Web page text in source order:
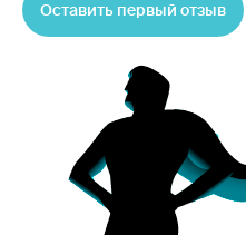
Оставить первый отзыв